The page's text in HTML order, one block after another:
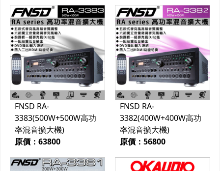
FNSD RA-
3383(500W+500W高功
率混音擴大機)
原價：63800
FNSD RA-
3382(400W+400W高功
率混音擴大機)
原價：56800